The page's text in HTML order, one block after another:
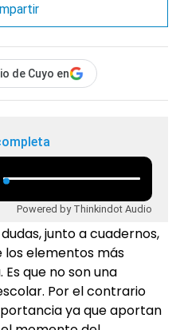
de Cuyo en
Powered by Thinkindot Audio
junto a cuadernos,
los elementos más
que no son una
Por el contrario
ya que aportan